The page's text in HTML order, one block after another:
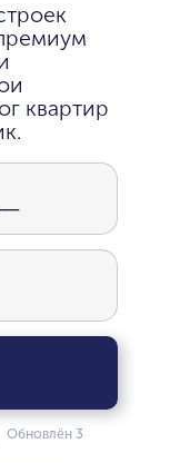
квартир
Обновлён 3